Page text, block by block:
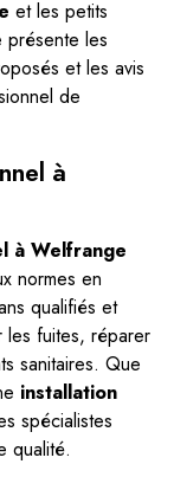
et les petits
présente les
et les avis
de
à
à Welfrange
normes en
qualifiés et
les fuites, réparer
sanitaires. Que
installation
spécialistes
qualité.